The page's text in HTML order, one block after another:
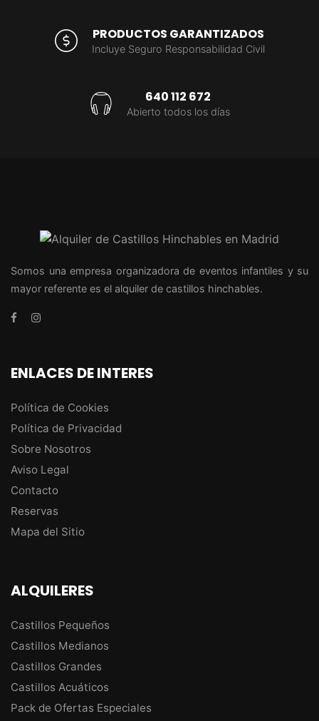
PRODUCTOS GARANTIZADOS
Incluye Seguro Responsabilidad Civil
640 112 672
Abierto todos los días
Somos una empresa organizadora de eventos infantiles y su
mayor referente es el alquiler de castillos hinchables.
ENLACES DE INTERES
Política de Cookies
Política de Privacidad
Sobre Nosotros
Aviso Legal
Contacto
Reservas
Mapa del Sitio
ALQUILERES
Castillos Pequeños
Castillos Medianos
Castillos Grandes
Castillos Acuáticos
Pack de Ofertas Especiales